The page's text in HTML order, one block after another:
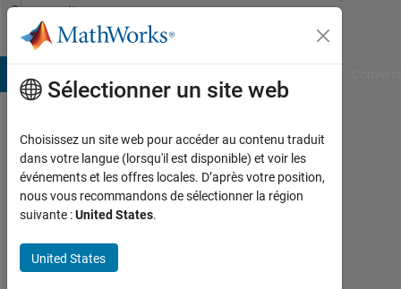
Passer au contenu
Community
Profile
Mohiuddin
Mahbub
Actif
2019
Sélectionner un site web
Choisissez un site web pour accéder au contenu traduit
dans votre langue (lorsqu'il est disponible) et voir les
événements et les offres locales. D’après votre position,
nous vous recommandons de sélectionner la région
suivante :United States.
United States